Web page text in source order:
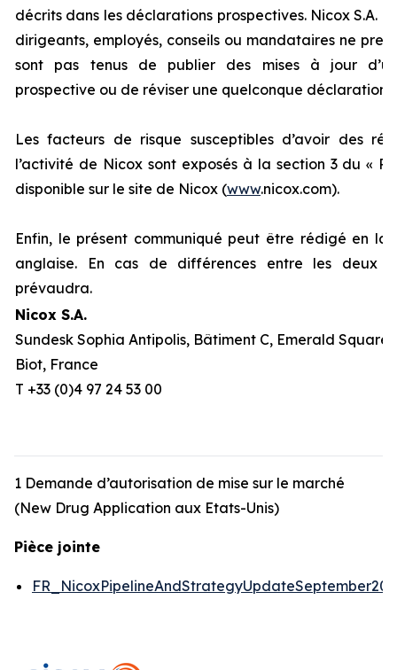
décrits dans les déclarations prospectives. Nicox S.A.
dirigeants, employés, conseils ou mandataires ne
sont pas tenus de publier des mises à jour
prospective ou de réviser une quelconque déclaration
Les facteurs de risque susceptibles d’avoir des
l’activité de Nicox sont exposés à la section 3 du «
disponible sur le site de Nicox (www.nicox.com).
Enfin, le présent communiqué peut être rédigé en
anglaise. En cas de différences entre les deux
prévaudra.
Nicox S.A.
Sundesk Sophia Antipolis, Bâtiment C, Emerald
Biot, France
T +33 (0)4 97 24 53 00
1 Demande d’autorisation de mise sur le marché
(New Drug Application aux Etats-Unis)
Pièce jointe